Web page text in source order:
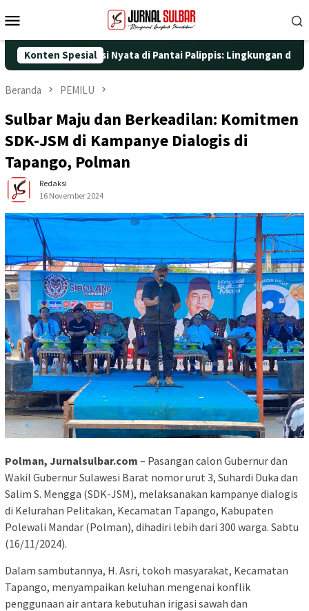
ke
Mobile
Konten Spesial
Aksi Nyata di Pantai Palippis: Lingkungan dan
Beranda PEMILU
Sulbar Maju dan Berkeadilan: Komitmen
SDK-JSM di Kampanye Dialogis di
Tapango, Polman
Redaksi
16 November 2024
Polman, Jurnalsulbar.com – Pasangan calon Gubernur dan
Wakil Gubernur Sulawesi Barat nomor urut 3, Suhardi Duka dan
Salim S. Mengga (SDK-JSM), melaksanakan kampanye dialogis
di Kelurahan Pelitakan, Kecamatan Tapango, Kabupaten
Polewali Mandar (Polman), dihadiri lebih dari 300 warga. Sabtu
(16/11/2024).
Dalam sambutannya, H. Asri, tokoh masyarakat, Kecamatan
Tapango, menyampaikan keluhan mengenai konflik
penggunaan air antara kebutuhan irigasi sawah dan